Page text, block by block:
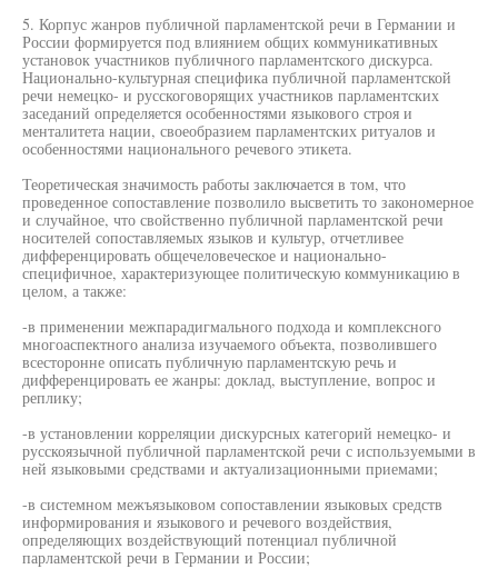
5. Корпус жанров публичной парламентской речи в Германии и
России формируется под влиянием общих коммуникативных
установок участников публичного парламентского дискурса.
Национально-культурная специфика публичной парламентской
речи немецко- и русскоговорящих участников парламентских
заседаний определяется особенностями языкового строя и
менталитета нации, своеобразием парламентских ритуалов и
особенностями национального речевого этикета.
Теоретическая значимость работы заключается в том, что
проведенное сопоставление позволило высветить то закономерное
и случайное, что свойственно публичной парламентской речи
носителей сопоставляемых языков и культур, отчетливее
дифференцировать общечеловеческое и национально-
специфичное, характеризующее политическую коммуникацию в
целом, а также:
-в применении межпарадигмального подхода и комплексного
многоаспектного анализа изучаемого объекта, позволившего
всесторонне описать публичную парламентскую речь и
дифференцировать ее жанры: доклад, выступление, вопрос и
реплику;
-в установлении корреляции дискурсных категорий немецко- и
русскоязычной публичной парламентской речи с используемыми в
ней языковыми средствами и актуализационными приемами;
-в системном межъязыковом сопоставлении языковых средств
информирования и языкового и речевого воздействия,
определяющих воздействующий потенциал публичной
парламентской речи в Германии и России;